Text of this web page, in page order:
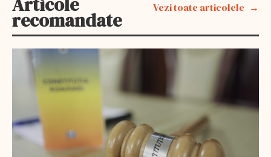
recomandate
Vezi toate articolele